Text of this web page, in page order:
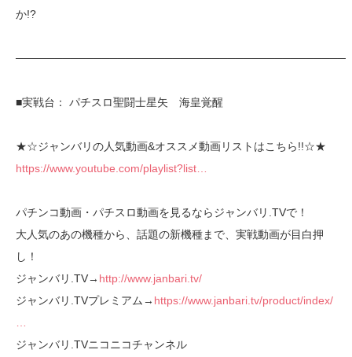
か!?
──────────────────────────────────────────
■実戦台： パチスロ聖闘士星矢 海皇覚醒
★☆ジャンバリの人気動画&オススメ動画リストはこちら!!☆★
https://www.youtube.com/playlist?list…
パチンコ動画・パチスロ動画を見るならジャンバリ.TVで！
大人気のあの機種から、話題の新機種まで、実戦動画が目白押
し！
ジャンバリ.TV→ http://www.janbari.tv/
ジャンバリ.TVプレミアム→ https://www.janbari.tv/product/index/
…
ジャンバリ.TVニコニコチャンネル